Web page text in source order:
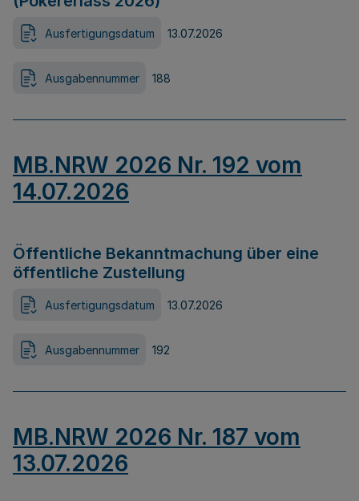
Ausfertigungsdatum 13.07.2026
Ausgabennummer 188
MB.NRW 2026 Nr. 192 vom
14.07.2026
Öffentliche Bekanntmachung über eine
öffentliche Zustellung
Ausfertigungsdatum 13.07.2026
Ausgabennummer 192
MB.NRW 2026 Nr. 187 vom
13.07.2026